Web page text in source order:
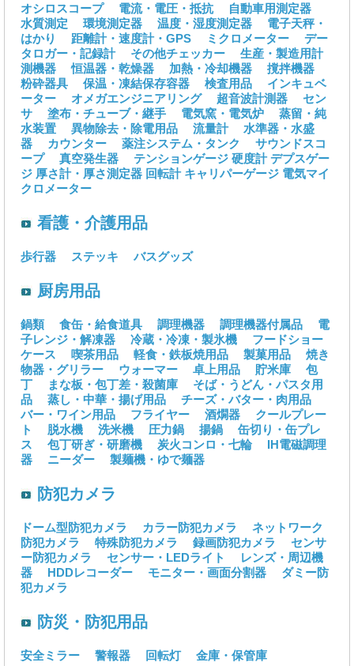
オシロスコープ 電流・電圧・抵抗
自動車用測定器
水質測定
環境測定器 温度・湿度測定器
電子天秤・
はかり
距離計・速度計・GPS ミクロメーター
デー
タロガー・記録計
その他チェッカー
生産・製造用計
測機器
恒温器・乾燥器 加熱・冷却機器
撹拌機器
粉砕器具
保温・凍結保存容器 検査用品
インキュベ
ーター
オメガエンジニアリング 超音波計測器
セン
サ
塗布・チューブ・継手 電気窯・電気炉
蒸留・純
水装置
異物除去・除電用品 流量計
水準器・水盛
器
カウンター 薬注システム・タンク
サウンドスコ
ープ
真空発生器 テンションゲージ 硬度計 デプスゲー
ジ 厚さ計・厚さ測定器 回転計 キャリパーゲージ 電気マイ
クロメーター
看護・介護用品
歩行器 ステッキ バスグッズ
厨房用品
鍋類 食缶・給食道具 調理機器 調理機器付属品
電
子レンジ・解凍器
冷蔵・冷凍・製氷機
フードショー
ケース
喫茶用品 軽食・鉄板焼用品 製菓用品
焼き
物器・グリラー
ウォーマー 卓上用品 貯米庫
包
丁
まな板・包丁差・殺菌庫
そば・うどん・パスタ用
品
蒸し・中華・揚げ用品
チーズ・バター・肉用品
バー・ワイン用品
フライヤー 酒燗器
クールプレー
ト
脱水機 洗米機 圧力鍋 揚鍋
缶切り・缶プレ
ス
包丁研ぎ・研磨機 炭火コンロ・七輪
IH電磁調理
器
ニーダー 製麺機・ゆで麺器
防犯カメラ
ドーム型防犯カメラ カラー防犯カメラ
ネットワーク
防犯カメラ
特殊防犯カメラ 録画防犯カメラ
センサ
ー防犯カメラ
センサー・LEDライト
レンズ・周辺機
器
HDDレコーダー モニター・画面分割器
ダミー防
犯カメラ
防災・防犯用品
安全ミラー 警報器 回転灯 金庫・保管庫